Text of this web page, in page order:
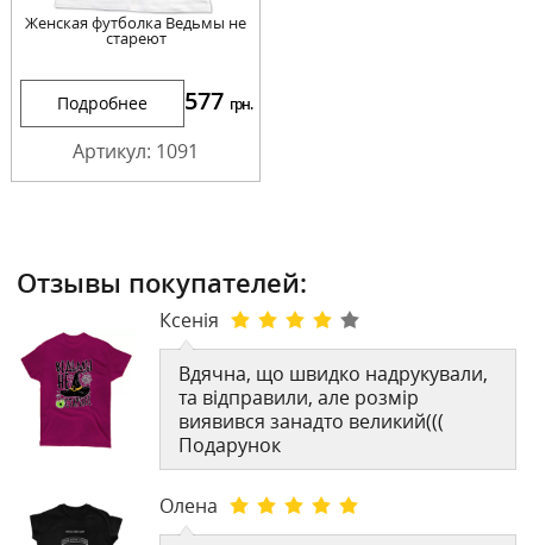
Женская футболка Ведьмы не
стареют
Подробнее 577 грн.
Артикул: 1091
Отзывы покупателей:
Ксенія
Вдячна, що швидко надрукували,
та відправили, але розмір
виявився занадто великий(((
Подарунок
Олена